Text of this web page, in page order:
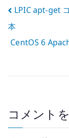
投
稿
ナ
ビ
ー
LPIC apt-get
本
CentOS 6
コメント